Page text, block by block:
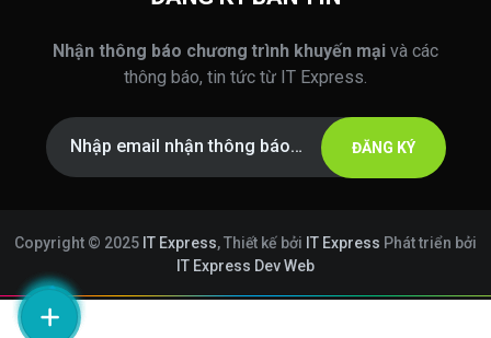
Nhận thông báo chương trình khuyến mại và các
thông báo, tin tức từ IT Express.
ĐĂNG KÝ
Copyright © 2025 IT Express, Thiết kế bởi IT Express Phát triển bởi
IT Express Dev Web